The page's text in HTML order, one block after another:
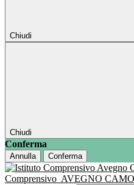
Chiudi
Chiudi
Conferma
Annulla Conferma
Comprensivo AVEGNO